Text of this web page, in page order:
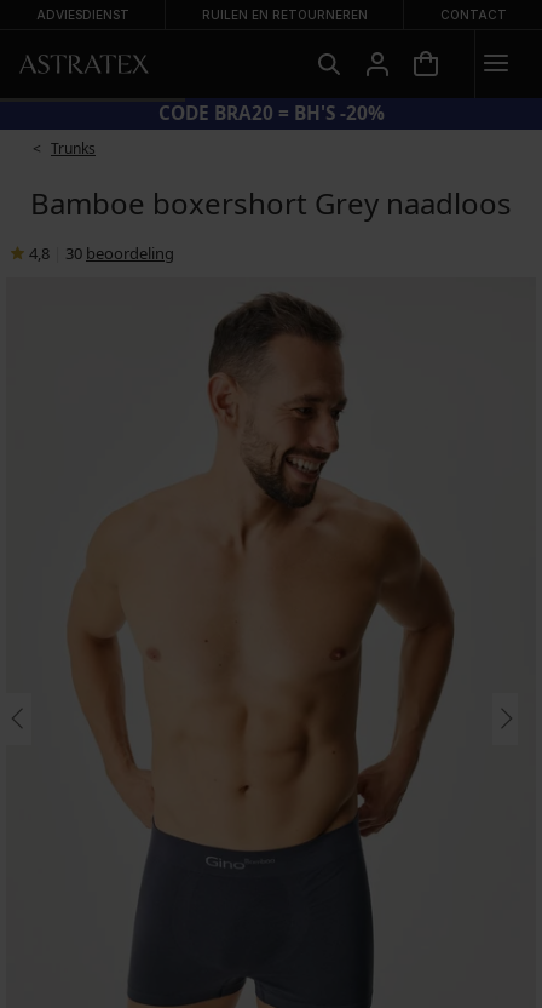
ADVIESDIENST RUILEN EN RETOURNEREN CONTACT
CODE BRA20 = BH'S -20%
Trunks
Bamboe boxershort Grey naadloos
4,8 30 beoordeling